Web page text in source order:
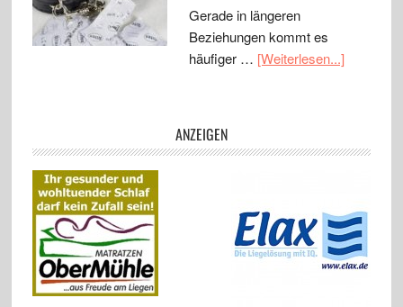
Gerade in längeren
Beziehungen kommt es
häufiger … [Weiterlesen...]
ANZEIGEN